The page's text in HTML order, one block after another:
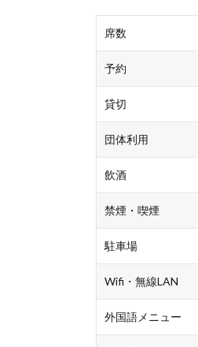
席数
予約
貸切
団体利用
飲酒
禁煙・喫煙
駐車場
Wifi・無線LAN
外国語メニュー